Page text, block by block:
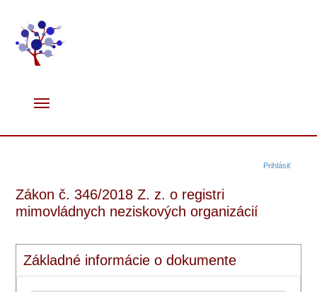
Prihlásiť
Zákon č. 346/2018 Z. z. o registri
mimovládnych neziskových organizácií
Základné informácie o dokumente